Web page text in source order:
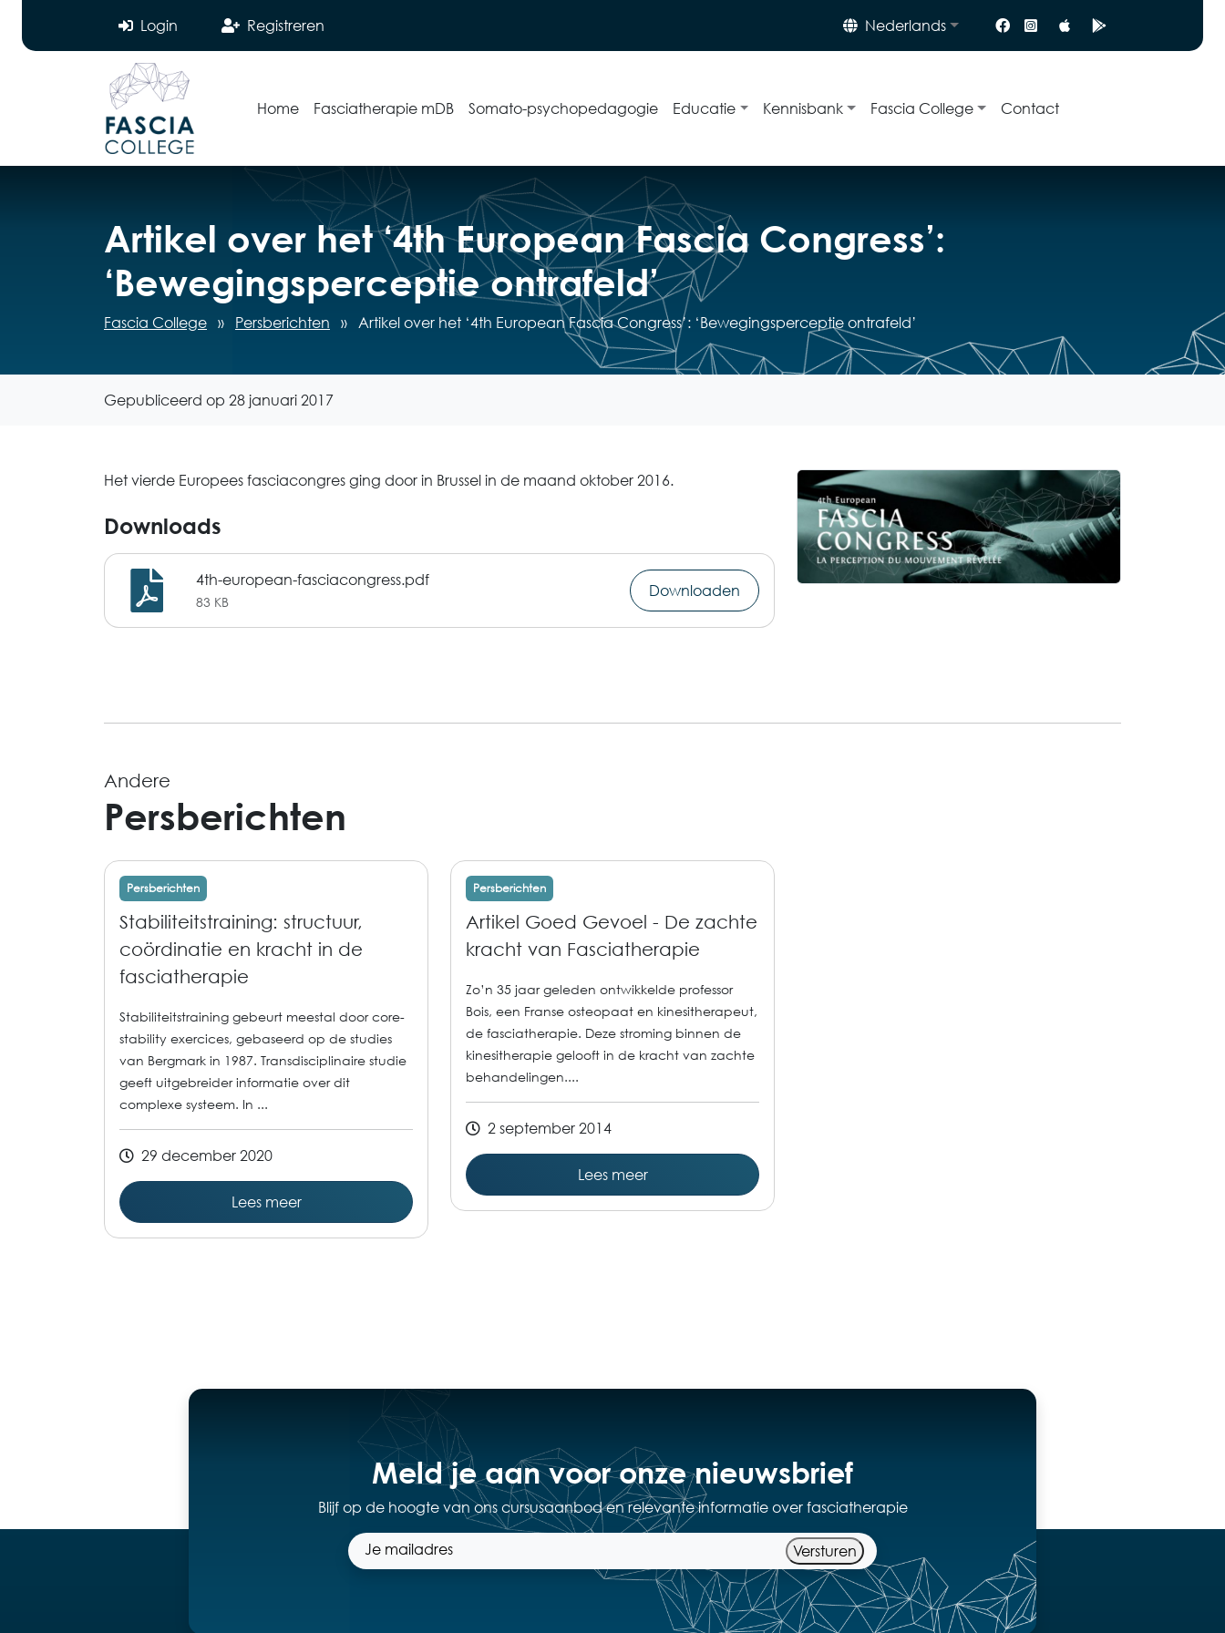
Login Registreren Nederlands
Home Fasciatherapie mDB Somato-psychopedagogie Educatie Kennisbank Fascia College Contact
Artikel over het ‘4th European Fascia Congress’:
‘Bewegingsperceptie ontrafeld’
Fascia College » Persberichten » Artikel over het ‘4th European Fascia Congress’: ‘Bewegingsperceptie ontrafeld’
Gepubliceerd op 28 januari 2017
Het vierde Europees fasciacongres ging door in Brussel in de maand oktober 2016.
Downloads
4th-european-fasciacongress.pdf
83 KB
Downloaden
Andere
Persberichten
Persberichten
Stabiliteitstraining: structuur,
coördinatie en kracht in de
fasciatherapie
Stabiliteitstraining gebeurt meestal door core-
stability exercices, gebaseerd op de studies
van Bergmark in 1987. Transdisciplinaire studie
geeft uitgebreider informatie over dit
complexe systeem. In ...
29 december 2020
Lees meer
Persberichten
Artikel Goed Gevoel - De zachte
kracht van Fasciatherapie
Zo’n 35 jaar geleden ontwikkelde professor
Bois, een Franse osteopaat en kinesitherapeut,
de fasciatherapie. Deze stroming binnen de
kinesitherapie gelooft in de kracht van zachte
behandelingen....
2 september 2014
Lees meer
Meld je aan voor onze nieuwsbrief
Blijf op de hoogte van ons cursusaanbod en relevante informatie over fasciatherapie
Versturen